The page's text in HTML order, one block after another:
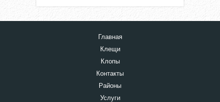
Главная
Клещи
Клопы
Контакты
Районы
Услуги